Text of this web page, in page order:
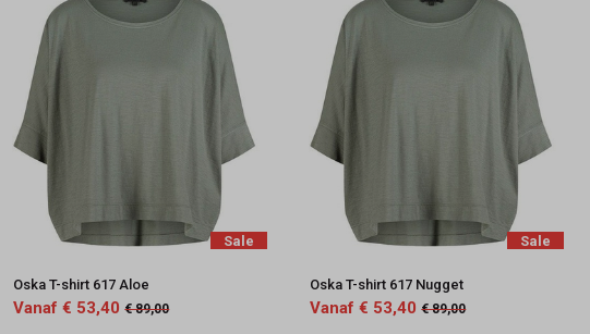
Sale
Oska T-shirt 617 Aloe
Vanaf € 53,40 € 89,00
Sale
Oska T-shirt 617 Nugget
Vanaf € 53,40 € 89,00